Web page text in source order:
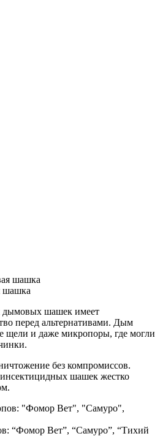
шашка
дымовых шашек имеет
перед альтернативами. Дым
щели и даже микропоры, где могли
без компромиссов.
шашек жестко
“Фомор Вет”, “Самуро”, “Тихий